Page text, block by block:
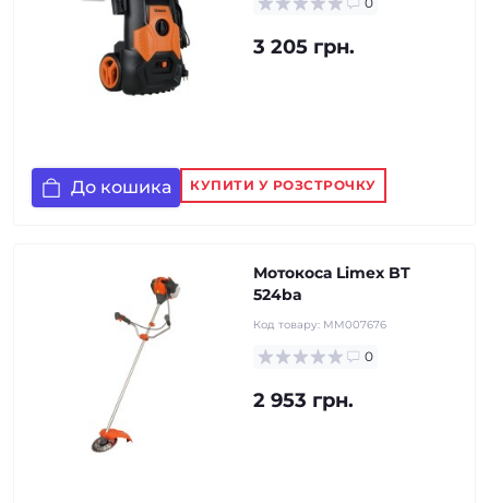
3 205 грн.
До кошика КУПИТИ У РОЗСТРОЧКУ
Мотокоса Limex BT
524ba
Код товару: MM007676
0
2 953 грн.